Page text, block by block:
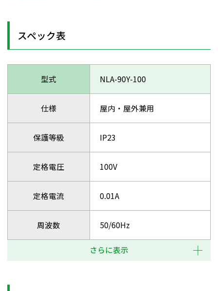
スペック表
型式 NLA-90Y-100
仕様 屋内・屋外兼用
保護等級 IP23
定格電圧 100V
定格電流 0.01A
周波数 50/60Hz
さらに表示